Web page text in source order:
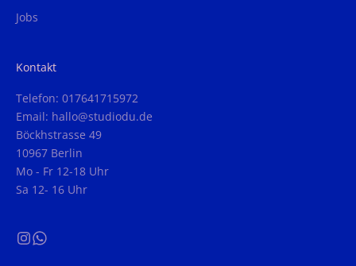
Jobs
Kontakt
Telefon: 017641715972
Email: hallo@studiodu.de
Böckhstrasse 49
10967 Berlin
Mo - Fr 12-18 Uhr
Sa 12- 16 Uhr